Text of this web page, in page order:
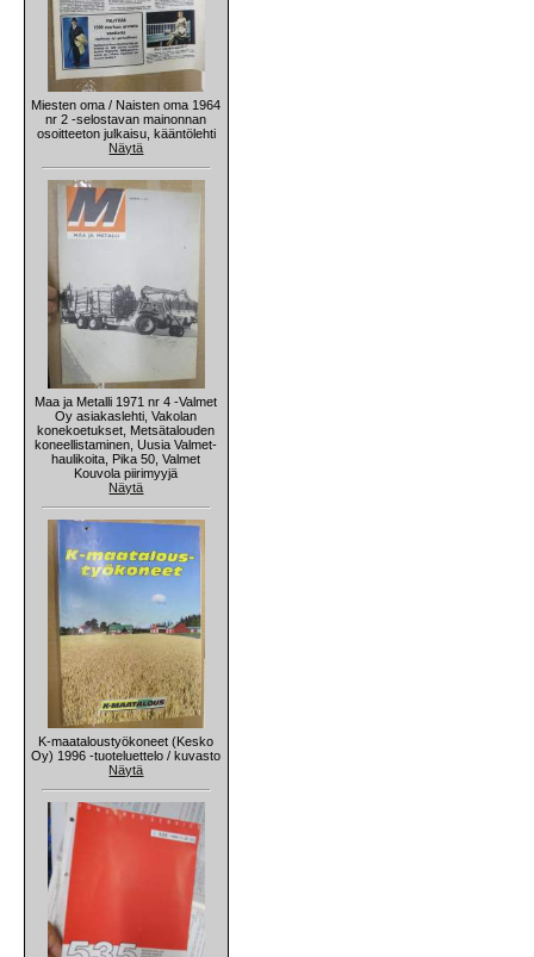
Miesten oma / Naisten oma 1964
nr 2 -selostavan mainonnan
osoitteeton julkaisu, kääntölehti
Näytä
Maa ja Metalli 1971 nr 4 -Valmet
Oy asiakaslehti, Vakolan
konekoetukset, Metsätalouden
koneellistaminen, Uusia Valmet-
haulikoita, Pika 50, Valmet
Kouvola piirimyyjä
Näytä
K-maataloustyökoneet (Kesko
Oy) 1996 -tuoteluettelo / kuvasto
Näytä